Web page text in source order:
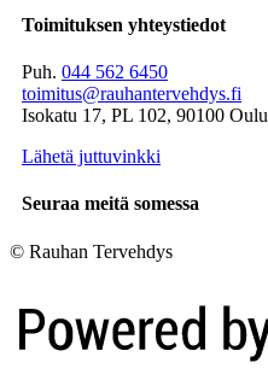
Toimituksen yhteystiedot
Puh. 044 562 6450
toimitus@rauhantervehdys.fi
Isokatu 17, PL 102, 90100 Oulu
Lähetä juttuvinkki
Seuraa meitä somessa
© Rauhan Tervehdys